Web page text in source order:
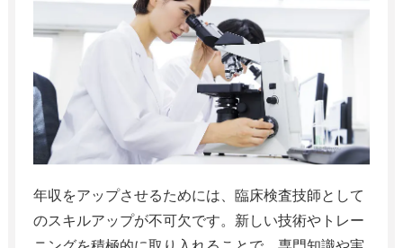
年収をアップさせるためには、臨床検査技師として
のスキルアップが不可欠です。新しい技術やトレー